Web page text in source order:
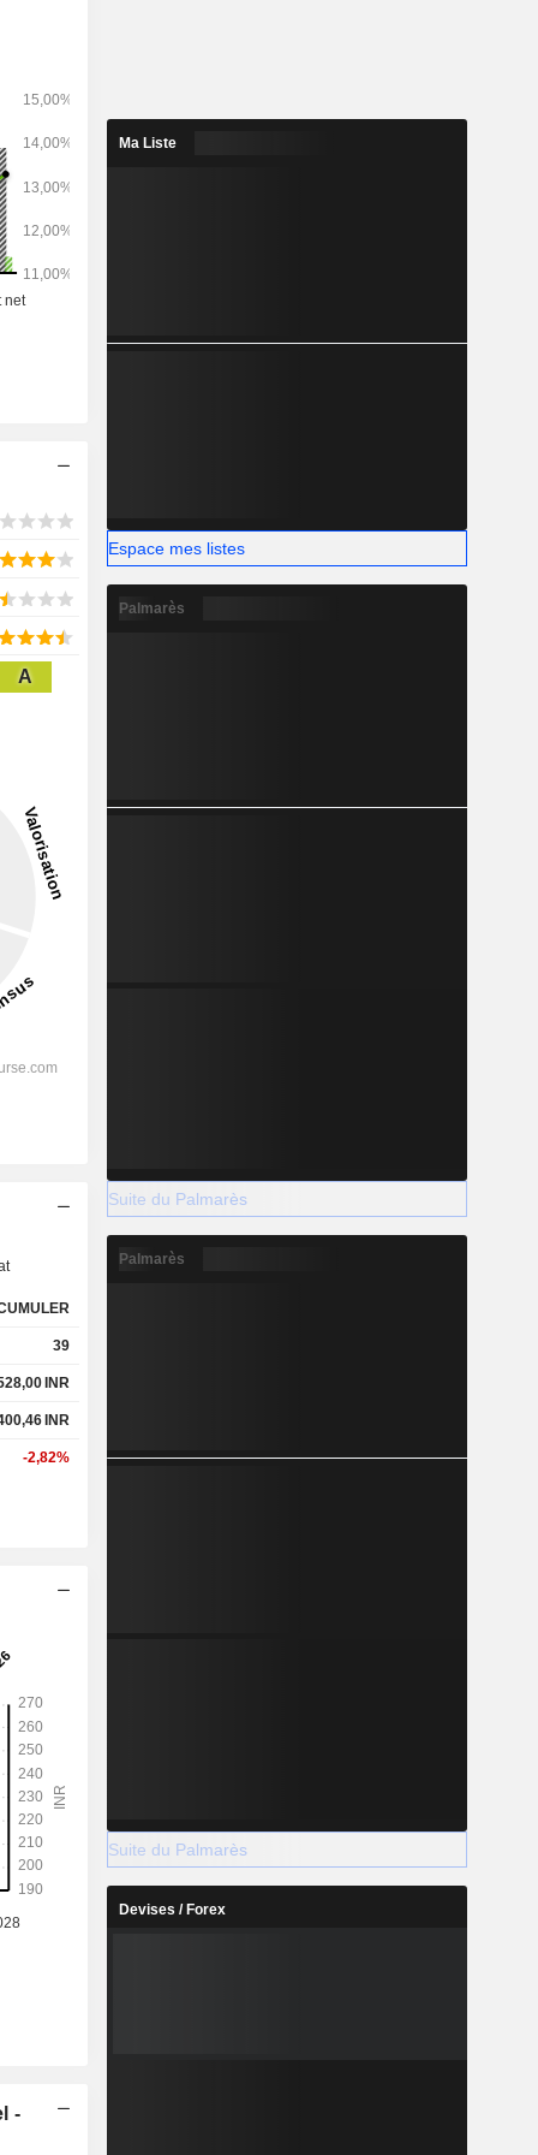
A
39
INR
INR
-2,82%
-
Ma Liste
Espace mes listes
Palmarès
Suite du Palmarès
Palmarès
Suite du Palmarès
Devises / Forex